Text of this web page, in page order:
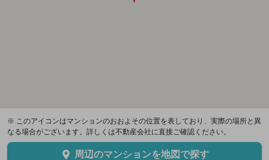
※ このアイコンはマンションのおおよその位置を表しており、実際の場所と異
なる場合がございます。詳しくは不動産会社に直接ご確認ください。
周辺のマンションを地図で探す